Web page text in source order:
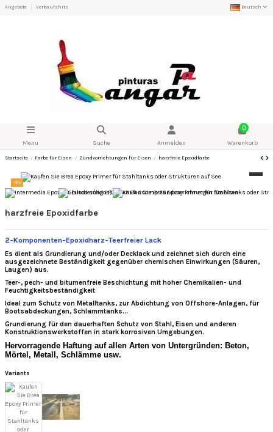
Angebote Verkaufshits Deutsch
Menu Suche Anmelden
0
Warenkorb
Startseite Farbe für Eisen Zündvorrichtungen für Eisen harzfreie Epoxidfarbe
-5%
harzfreie Epoxidfarbe
2-Komponenten-Epoxidharz-Teerfreier Lack
Es dient als Grundierung und/oder Decklack und zeichnet sich durch eine
ausgezeichnete Beständigkeit gegenüber chemischen Einwirkungen (Säuren,
Laugen) aus.
Teer-, pech- und bitumenfreie Beschichtung mit hoher Chemikalien- und
Feuchtigkeitsbeständigkeit
Ideal zum Schutz von Metalltanks, zur Abdichtung von Offshore-Anlagen, für
Bootsabdeckungen, Schlammtanks...
Grundierung für den dauerhaften Schutz von Stahl, Eisen und anderen
Konstruktionswerkstoffen in stark korrosiven Umgebungen.
Hervorragende Haftung auf allen Arten von Untergründen: Beton,
Mörtel, Metall, Schlämme usw.
Variants